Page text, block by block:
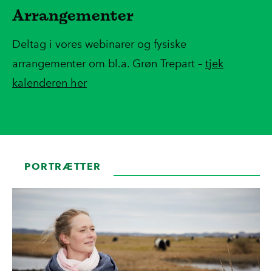
Arrangementer
Deltag i vores webinarer og fysiske
arrangementer om bl.a. Grøn Trepart – tjek
kalenderen her
PORTRÆTTER